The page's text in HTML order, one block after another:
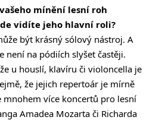
mínění lesní roh
vidíte jeho hlavní roli?
být krásný sólový nástroj. A
není na pódiích slyšet častěji.
u houslí, klavíru či violoncella je
že jejich repertoár je mírně
mnohem více koncertů pro lesní
Amadea Mozarta či Richarda